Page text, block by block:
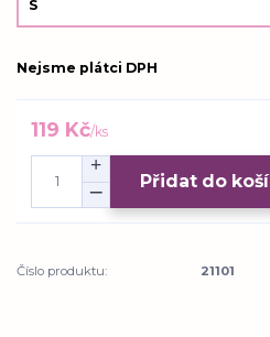
Nejsme plátci DPH
119 Kč/ks
Přidat do
Číslo produktu: 21101